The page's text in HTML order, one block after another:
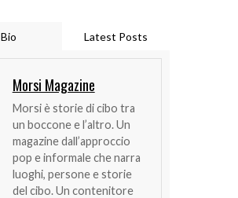
Bio Latest Posts
Morsi Magazine
Morsi è storie di cibo tra
un boccone e l’altro. Un
magazine dall’approccio
pop e informale che narra
luoghi, persone e storie
del cibo. Un contenitore